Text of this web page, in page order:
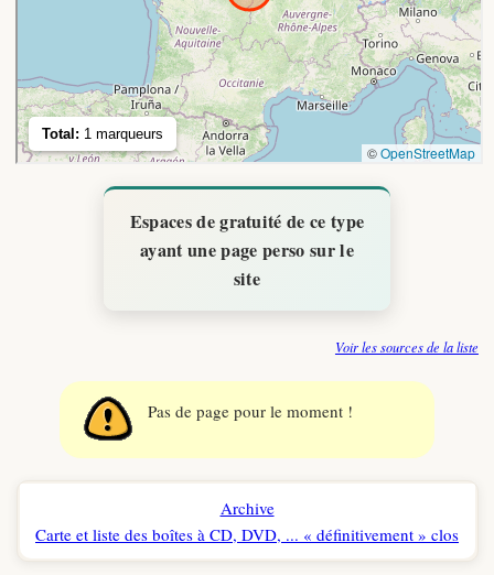
Espaces de gratuité de ce type
ayant une page perso sur le
site
Voir les sources de la liste
Pas de page pour le moment !
Archive
Carte et liste des boîtes à CD, DVD, ... « définitivement » clos